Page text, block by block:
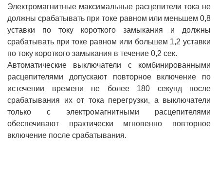
Электромагнитные максимальные расцепители тока не
должны срабатывать при токе равном или меньшем 0,8
уставки по току короткого замыкания и должны
срабатывать при токе равном или большем 1,2 уставки
по току короткого замыкания в течение 0,2 сек.
Автоматические выключатели с комбинированными
расцепителями допускают повторное включение по
истечении времени не более 180 секунд после
срабатывания их от тока перегрузки, а выключатели
только с электромагнитными расцепителями
обеспечивают практически мгновенно повторное
включение после срабатывания.